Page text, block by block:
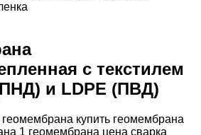
с текстилем
и LDPE (ПВД)